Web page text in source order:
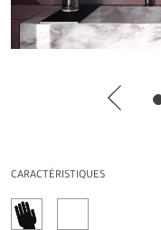
CARACTÉRISTIQUES